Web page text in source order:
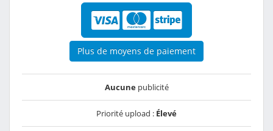
Plus de moyens de paiement
Aucunepublicité
Priorité upload : Élevé